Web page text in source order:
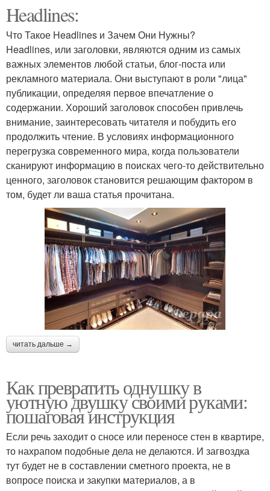
Headlines:
Что Такое Headlines и Зачем Они Нужны?
Headlines, или заголовки, являются одним из самых
важных элементов любой статьи, блог-поста или
рекламного материала. Они выступают в роли "лица"
публикации, определяя первое впечатление о
содержании. Хороший заголовок способен привлечь
внимание, заинтересовать читателя и побудить его
продолжить чтение. В условиях информационного
перегрузка современного мира, когда пользователи
сканируют информацию в поисках чего-то действительно
ценного, заголовок становится решающим фактором в
том, будет ли ваша статья прочитана.
читать дальше →
Как превратить однушку в
уютную двушку своими руками:
пошаговая инструкция
Если речь заходит о сносе или переносе стен в квартире,
то нахрапом подобные дела не делаются. И загвоздка
тут будет не в составлении сметного проекта, не в
вопросе поиска и закупки материалов, а в